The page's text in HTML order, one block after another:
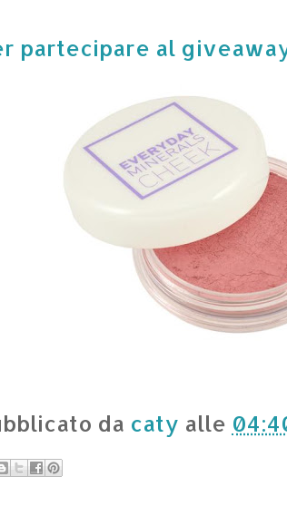
partecipare al
da caty alle